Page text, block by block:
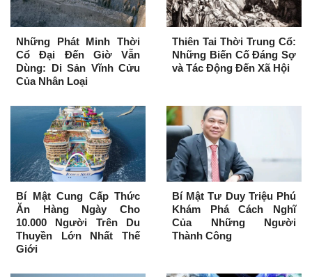
Những Phát Minh Thời
Cổ Đại Đến Giờ Vẫn
Dùng: Di Sản Vĩnh Cửu
Của Nhân Loại
Thiên Tai Thời Trung Cổ:
Những Biến Cố Đáng Sợ
và Tác Động Đến Xã Hội
Bí Mật Cung Cấp Thức
Ăn Hàng Ngày Cho
10.000 Người Trên Du
Thuyền Lớn Nhất Thế
Giới
Bí Mật Tư Duy Triệu Phú
Khám Phá Cách Nghĩ
Của Những Người
Thành Công